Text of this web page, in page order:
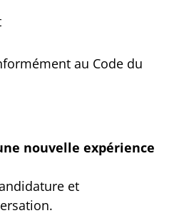
au Code du
nouvelle expérience
et